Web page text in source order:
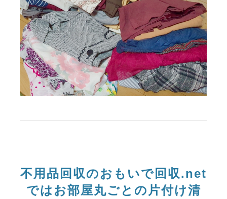
不用品回収のおもいで回収.net
ではお部屋丸ごとの片付け清